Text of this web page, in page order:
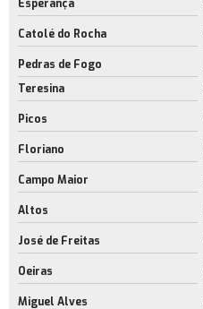
Esperança
Catolé do Rocha
Pedras de Fogo
Teresina
Picos
Floriano
Campo Maior
Altos
José de Freitas
Oeiras
Miguel Alves